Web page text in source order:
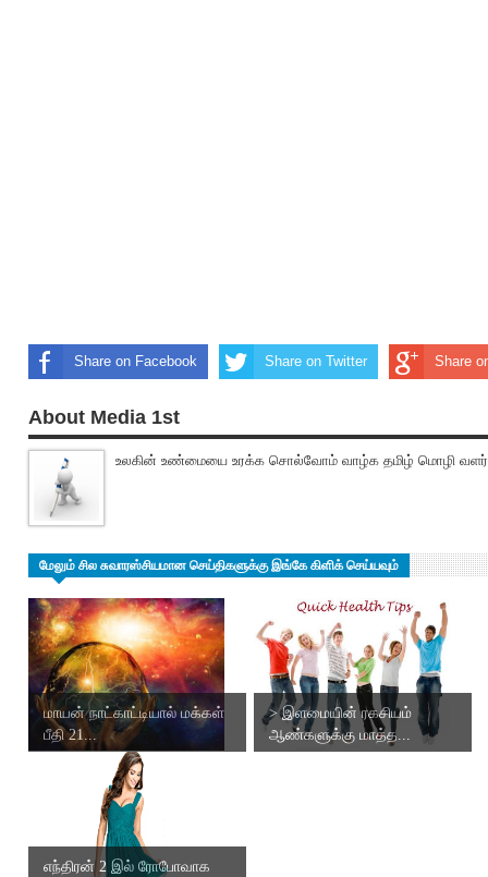
Share on Facebook Share on Twitter Share
About Media 1st
உலகின் உண்மையை உரக்க சொல்வோம் வாழ்க தமிழ் மொழி
மேலும் சில சுவாரஸ்சியமான செய்திகளுக்கு இங்கே கிளிக் செய்யவும்
மாயன் நாட்காட்டியால் மக்கள்
பீதி 21...
> இளமையின் ரகசியம்
ஆண்களுக்கு மாத்த...
எந்திரன் 2 இல் ரோபோவாக